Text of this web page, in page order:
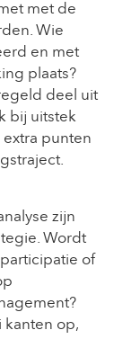
met de
Wie
en met
plaats?
deel uit
bij uitstek
punten
zijn
Wordt
of
kanten op,